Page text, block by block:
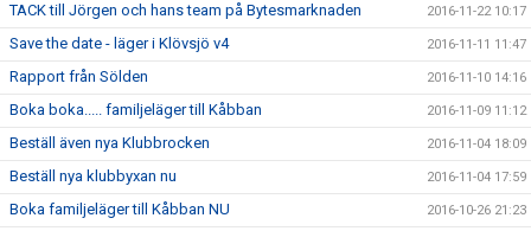
TACK till Jörgen och hans team på Bytesmarknaden 2016-11-22 10:17
Save the date - läger i Klövsjö v4 2016-11-11 11:47
Rapport från Sölden 2016-11-10 14:16
Boka boka..... familjeläger till Kåbban 2016-11-09 11:12
Beställ även nya Klubbrocken 2016-11-04 18:09
Beställ nya klubbyxan nu 2016-11-04 17:59
Boka familjeläger till Kåbban NU 2016-10-26 21:23